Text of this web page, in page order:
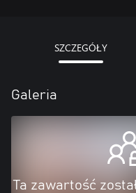
SZCZEGÓŁY
Galeria
Ta zawartość